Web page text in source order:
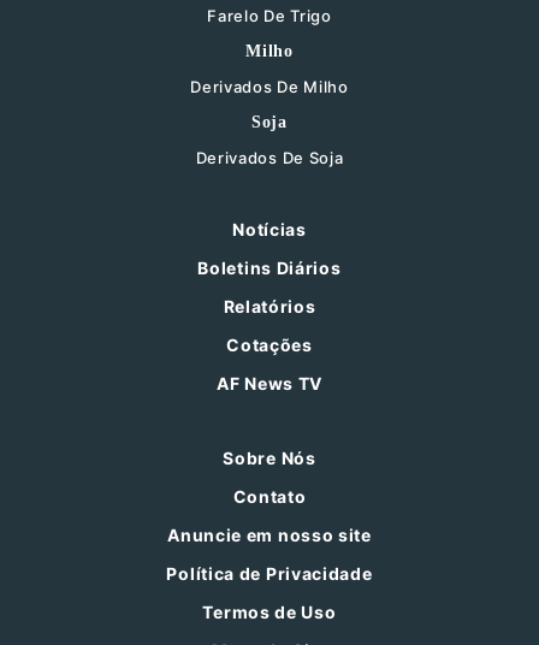
Farelo De Trigo
Milho
Derivados De Milho
Soja
Derivados De Soja
Notícias
Boletins Diários
Relatórios
Cotações
AF News TV
Sobre Nós
Contato
Anuncie em nosso site
Política de Privacidade
Termos de Uso